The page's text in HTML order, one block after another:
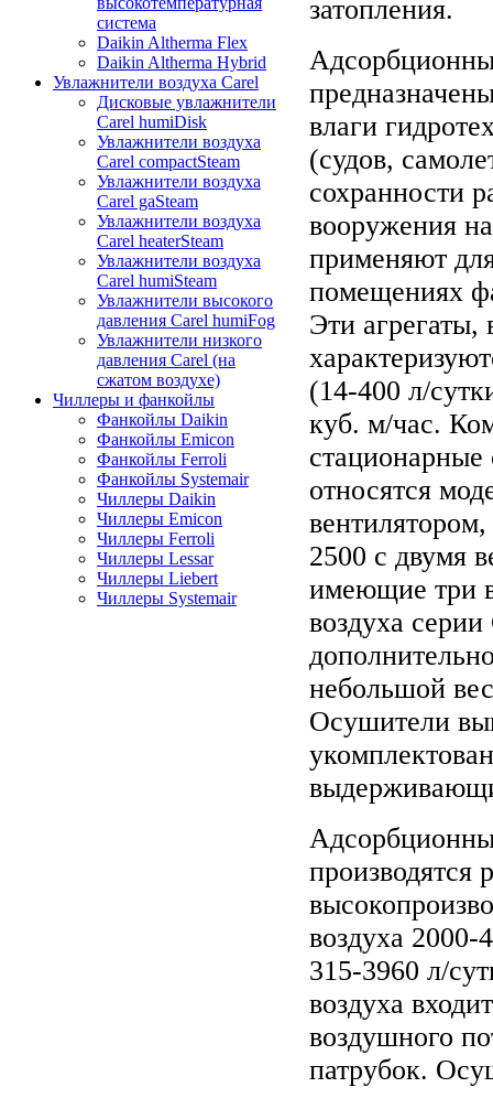
система
Daikin Altherma Flex
Daikin Altherma Hybrid
Увлажнители воздуха Carel
Дисковые увлажнители
Carel humiDisk
Увлажнители воздуха
Carel compactSteam
Увлажнители воздуха
Carel gaSteam
Увлажнители воздуха
Carel heaterSteam
Увлажнители воздуха
Carel humiSteam
Увлажнители высокого
давления Carel humiFog
Увлажнители низкого
давления Carel (на
сжатом воздухе)
Чиллеры и фанкойлы
Фанкойлы Daikin
Фанкойлы Emicon
Фанкойлы Ferroli
Фанкойлы Systemair
Чиллеры Daikin
Чиллеры Emicon
Чиллеры Ferroli
Чиллеры Lessar
Чиллеры Liebert
Чиллеры Systemair
затопления.
влаги
(судов,
сохранности
вооружения
применяют
помещениях
Эти агрегаты,
(14-400 л/
куб. м/час.
относятся
2500 с двумя
имеющие три
воздуха
небольшой
Осушители
производятся
воздуха
315-3960 л/
воздуха
воздушного
патрубок.